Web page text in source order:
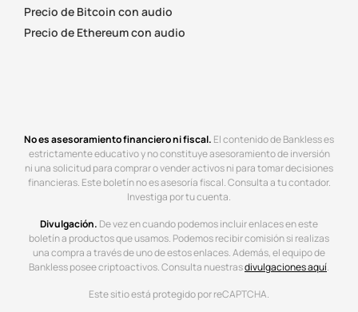
Precio de Bitcoin con audio
Precio de Ethereum con audio
No es asesoramiento financiero ni fiscal. El contenido de Bankless es
estrictamente educativo y no constituye asesoramiento de inversión
ni una solicitud para comprar o vender activos ni para tomar decisiones
financieras. Este boletín no es asesoría fiscal. Consulta a tu contador.
Investiga por tu cuenta.
Divulgación. De vez en cuando podemos incluir enlaces en este
boletín a productos que usamos. Podemos recibir comisión si realizas
una compra a través de uno de estos enlaces. Además, el equipo de
Bankless posee criptoactivos. Consulta nuestrasdivulgaciones aquí.
Este sitio está protegido por reCAPTCHA.